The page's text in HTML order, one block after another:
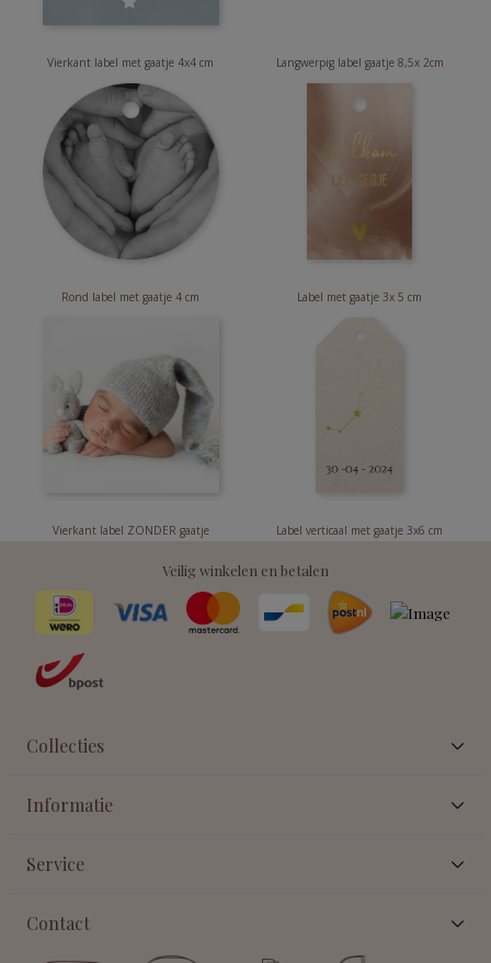
Vierkant label met gaatje 4x4 cm Langwerpig label gaatje 8,5x 2cm
Rond label met gaatje 4 cm Label met gaatje 3x 5 cm
Vierkant label ZONDER gaatje Label verticaal met gaatje 3x6 cm
Veilig winkelen en betalen
Collecties
Informatie
Service
Contact